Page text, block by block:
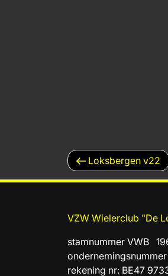
Vorig
bericht
Loksbergen v22
VZW Wielerclub "De
stamnummer VWB
rekening nr: BE47